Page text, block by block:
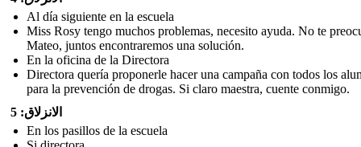
Al día siguiente en la escuela
Miss Rosy tengo muchos problemas, necesito ayuda. No te
Mateo, juntos encontraremos una solución.
En la oficina de la Directora
Directora quería proponerle hacer una campaña con todos los
para la prevención de drogas. Si claro maestra, cuente conmigo.
الانزلاق: 5
En los pasillos de la escuela